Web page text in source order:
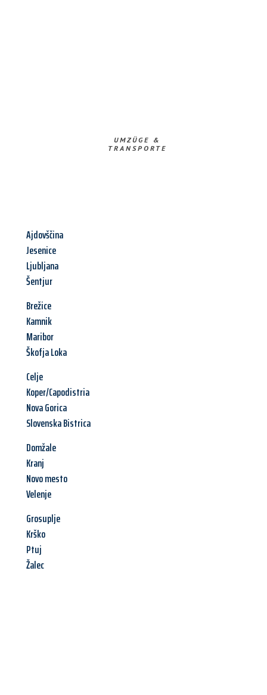
UMZÜGE &
TRANSPORTE
Ajdovščina
Jesenice
Ljubljana
Šentjur
Brežice
Kamnik
Maribor
Škofja Loka
Celje
Koper/Capodistria
Nova Gorica
Slovenska Bistrica
Domžale
Kranj
Novo mesto
Velenje
Grosuplje
Krško
Ptuj
Žalec